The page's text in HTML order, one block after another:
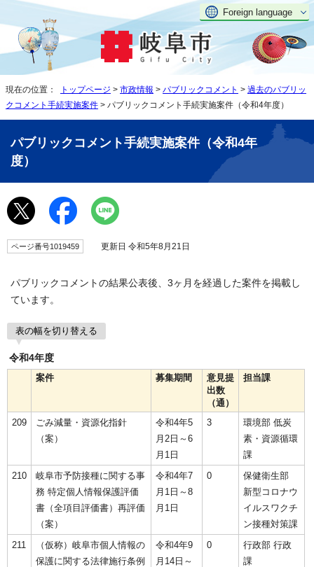
Foreign language
現在の位置： トップページ > 市政情報 > パブリックコメント > 過去のパブリッ
クコメント手続実施案件 > パブリックコメント手続実施案件（令和4年度）
パブリックコメント手続実施案件（令和4年
度）
ページ番号1019459 更新日 令和5年8月21日
パブリックコメントの結果公表後、3ヶ月を経過した案件を掲載し
ています。
表の幅を切り替える
令和4年度
案件
募集期間
意見提
出数
（通）
担当課
209
ごみ減量・資源化指針
（案）
令和4年5
月2日～6
月1日
3
環境部 低炭
素・資源循環
課
210
岐阜市予防接種に関する事
務 特定個人情報保護評価
書（全項目評価書）再評価
（案）
令和4年7
月1日～8
月1日
0
保健衛生部
新型コロナウ
イルスワクチ
ン接種対策課
211
（仮称）岐阜市個人情報の
保護に関する法律施行条例
令和4年9
月14日～
0
行政部 行政
課